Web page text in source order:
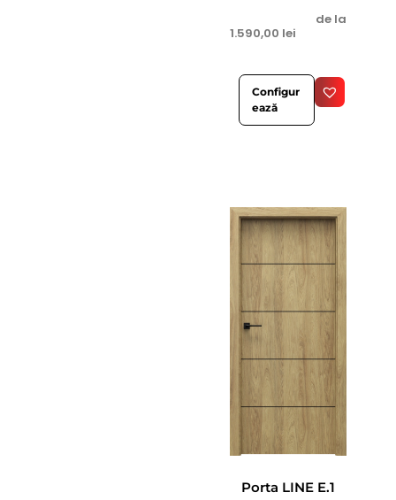
de la
1.590,00 lei
Configur
ează
Porta LINE E.1